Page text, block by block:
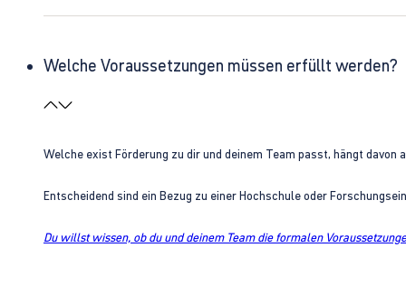
Welche Voraussetzungen müssen erfüllt werden?
Welche exist Förderung zu dir und deinem Team passt, hängt
Entscheidend sind ein Bezug zu einer Hochschule oder
Du willst wissen, ob du und deinem Team die formalen